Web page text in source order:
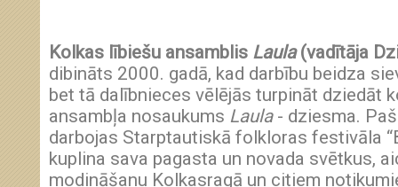
Kolkas lībiešu ansamblis Laula(vadītāja
dibināts 2000. gadā, kad darbību beidza
bet tā dalībnieces vēlējās turpināt dziedāt
ansambļa nosaukums Laula - dziesma.
darbojas Starptautiskā folkloras festivāla
kuplina sava pagasta un novada svētkus,
modināšanu Kolkasragā un citiem